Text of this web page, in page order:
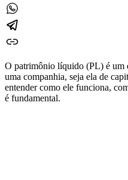
O patrimônio líquido (PL) é um
uma companhia, seja ela de
entender como ele funciona,
é fundamental.